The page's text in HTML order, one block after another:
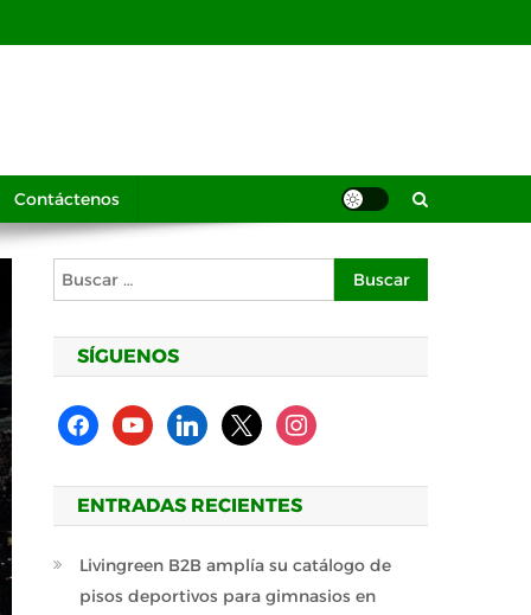
Contáctenos
Buscar:
SÍGUENOS
facebookyoutubelinkedin
x instagram
ENTRADAS RECIENTES
Livingreen B2B amplía su catálogo de
pisos deportivos para gimnasios en